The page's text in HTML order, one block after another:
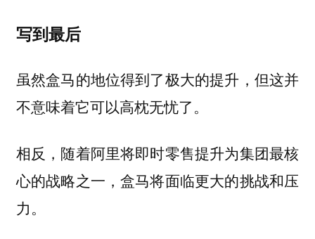
写到最后
虽然盒马的地位得到了极大的提升，但这并
不意味着它可以高枕无忧了。
相反，随着阿里将即时零售提升为集团最核
心的战略之一，盒马将面临更大的挑战和压
力。